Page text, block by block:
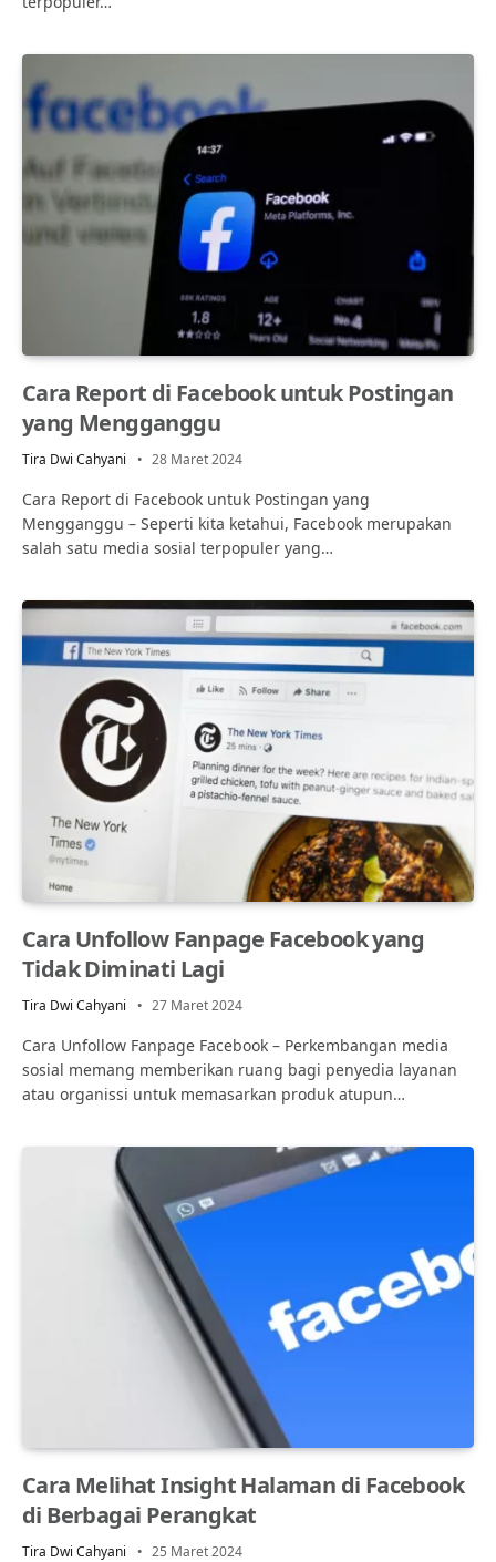
Cara Report di Facebook untuk Postingan
yang Mengganggu
Tira Dwi Cahyani 28 Maret 2024
Cara Report di Facebook untuk Postingan yang
Mengganggu – Seperti kita ketahui, Facebook merupakan
salah satu media sosial terpopuler yang…
Cara Unfollow Fanpage Facebook yang
Tidak Diminati Lagi
Tira Dwi Cahyani 27 Maret 2024
Cara Unfollow Fanpage Facebook – Perkembangan media
sosial memang memberikan ruang bagi penyedia layanan
atau organissi untuk memasarkan produk atupun…
Cara Melihat Insight Halaman di Facebook
di Berbagai Perangkat
Tira Dwi Cahyani 25 Maret 2024